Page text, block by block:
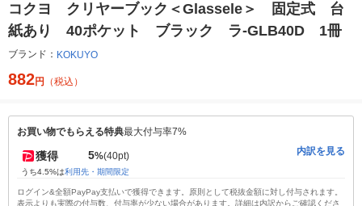
コクヨ クリヤーブック＜Glassele＞ 固定式 台
紙あり 40ポケット ブラック ラ-GLB40D 1冊
ブランド： KOKUYO
882円 （税込）
お買い物でもらえる特典最大付与率7%
獲得 5%(40pt)
うち4.5%は利用先・期間限定
内訳を見る
ログイン&全額PayPay支払いで獲得できます。原則として税抜金額に対し付与されます。
表示よりも実際の付与数、付与率が少ない場合があります。詳細は内訳からご確認くださ